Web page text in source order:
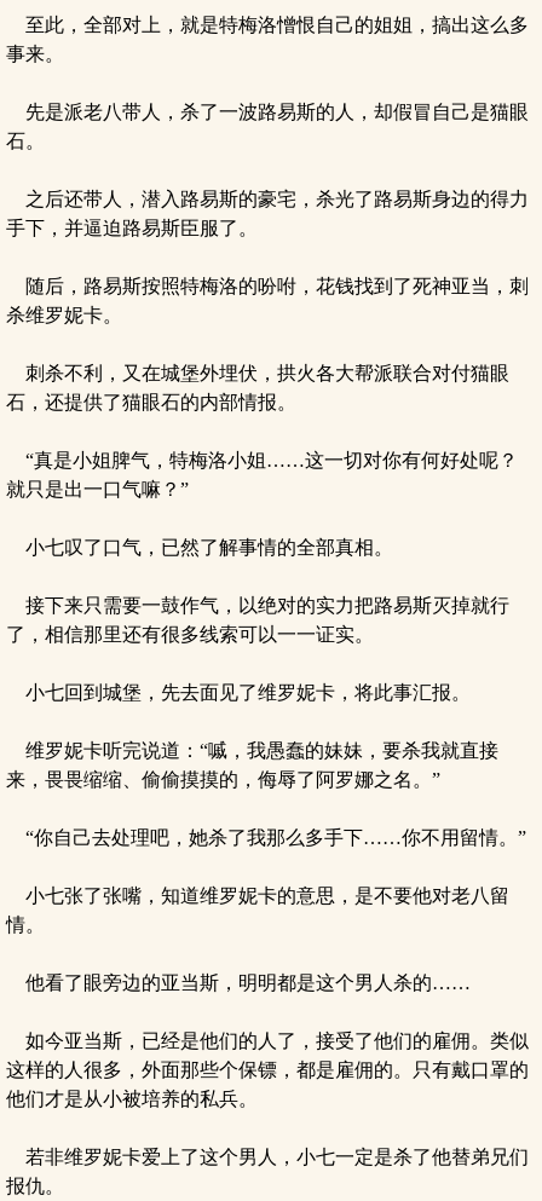
至此，全部对上，就是特梅洛憎恨自己的姐姐，搞出这么多
事来。
先是派老八带人，杀了一波路易斯的人，却假冒自己是猫眼
石。
之后还带人，潜入路易斯的豪宅，杀光了路易斯身边的得力
手下，并逼迫路易斯臣服了。
随后，路易斯按照特梅洛的吩咐，花钱找到了死神亚当，刺
杀维罗妮卡。
刺杀不利，又在城堡外埋伏，拱火各大帮派联合对付猫眼
石，还提供了猫眼石的内部情报。
“真是小姐脾气，特梅洛小姐……这一切对你有何好处呢？
就只是出一口气嘛？”
小七叹了口气，已然了解事情的全部真相。
接下来只需要一鼓作气，以绝对的实力把路易斯灭掉就行
了，相信那里还有很多线索可以一一证实。
小七回到城堡，先去面见了维罗妮卡，将此事汇报。
维罗妮卡听完说道：“嘁，我愚蠢的妹妹，要杀我就直接
来，畏畏缩缩、偷偷摸摸的，侮辱了阿罗娜之名。”
“你自己去处理吧，她杀了我那么多手下……你不用留情。”
小七张了张嘴，知道维罗妮卡的意思，是不要他对老八留
情。
他看了眼旁边的亚当斯，明明都是这个男人杀的……
如今亚当斯，已经是他们的人了，接受了他们的雇佣。类似
这样的人很多，外面那些个保镖，都是雇佣的。只有戴口罩的
他们才是从小被培养的私兵。
若非维罗妮卡爱上了这个男人，小七一定是杀了他替弟兄们
报仇。